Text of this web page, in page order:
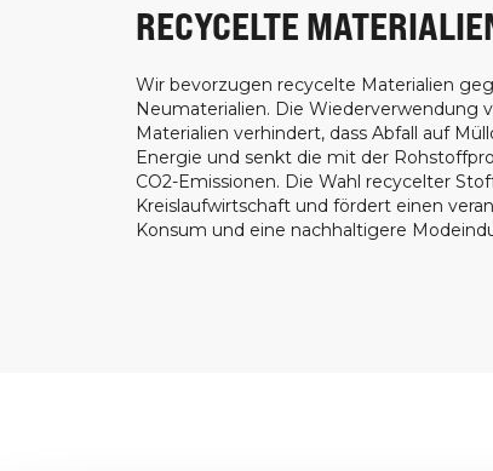
RECYCELTE
Wir bevorzugen recycelte Materialien
Neumaterialien. Die Wiederverwendung
Materialien verhindert, dass Abfall auf
Energie und senkt die mit der
CO2-Emissionen. Die Wahl recycelter
Kreislaufwirtschaft und fördert einen
Konsum und eine nachhaltigere